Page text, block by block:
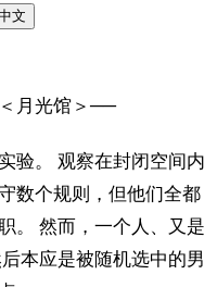
文
月光馆＞──
验。 观察在封闭空间内
数个规则，但他们全都
。 然而，一个人、又是
本应是被随机选中的男